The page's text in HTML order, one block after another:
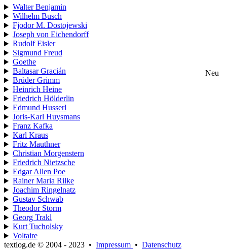
Walter Benjamin
Wilhelm Busch
Fjodor M. Dostojewski
Joseph von Eichendorff
Rudolf Eisler
Sigmund Freud
Goethe
Baltasar Gracián
Neu
Brüder Grimm
Heinrich Heine
Friedrich Hölderlin
Edmund Husserl
Joris-Karl Huysmans
Franz Kafka
Karl Kraus
Fritz Mauthner
Christian Morgenstern
Friedrich Nietzsche
Edgar Allen Poe
Rainer Maria Rilke
Joachim Ringelnatz
Gustav Schwab
Theodor Storm
Georg Trakl
Kurt Tucholsky
Voltaire
textlog.de © 2004 - 2023 • Impressum • Datenschutz